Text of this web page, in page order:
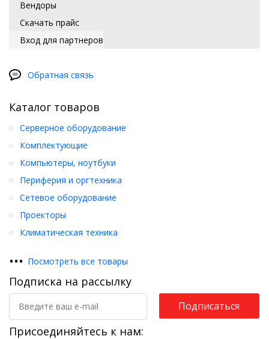
Вендоры
Скачать прайс
Вход для партнеров
Обратная связь
Каталог товаров
Серверное оборудование
Комплектующие
Компьютеры, ноутбуки
Периферия и оргтехника
Сетевое оборудование
Проекторы
Климатическая техника
••• Посмотреть все товары
Подписка на рассылку
Подписаться
Присоединяйтесь к нам: